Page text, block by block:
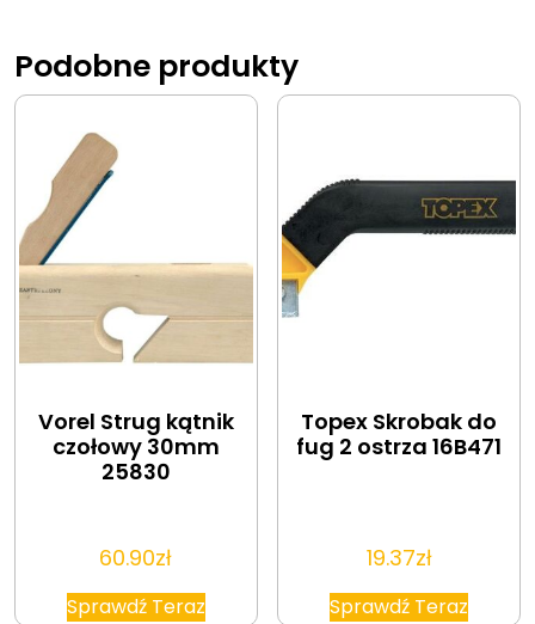
Podobne produkty
Vorel Strug kątnik
czołowy 30mm
25830
60.90zł
Sprawdź Teraz
Topex Skrobak do
fug 2 ostrza 16B471
19.37zł
Sprawdź Teraz